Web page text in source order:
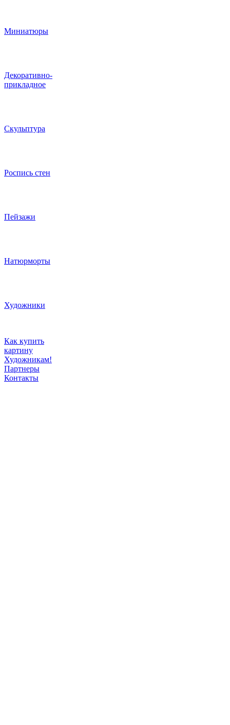
Миниатюры
Декоративно-
прикладное
Скульптура
Роспись стен
Пейзажи
Натюрморты
Художники
Как купить
картину
Художникам!
Партнеры
Контакты